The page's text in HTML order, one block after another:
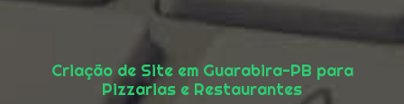
Criação de Site em Guarabira-PB para
Pizzarias e Restaurantes